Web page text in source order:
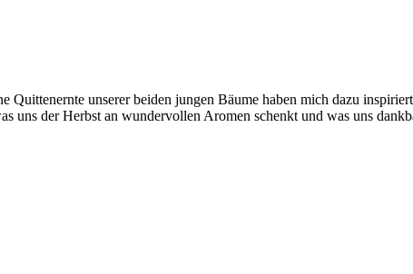
unserer beiden jungen Bäume haben mich dazu
uns der Herbst an wundervollen Aromen schenkt und was uns